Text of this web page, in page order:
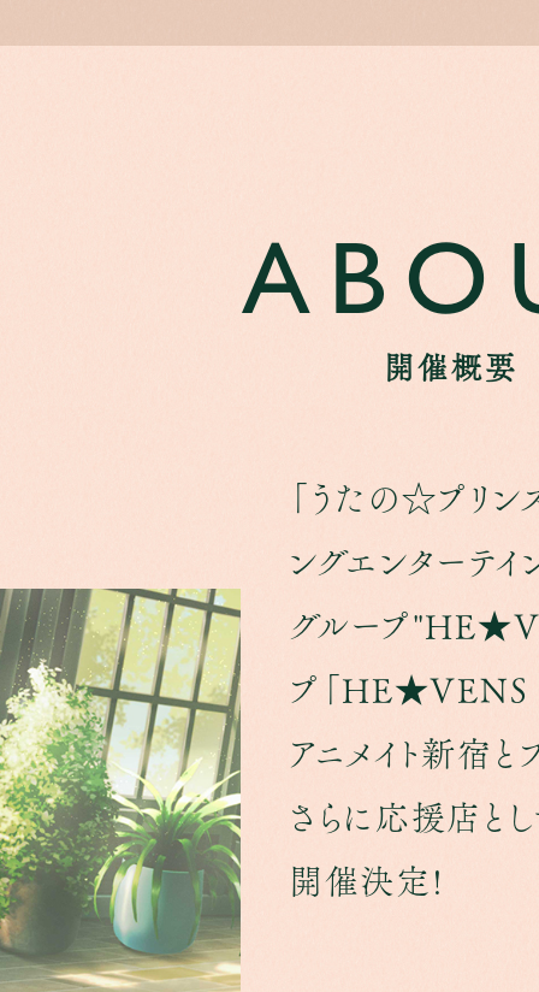
開催概要
「うたの☆プリン
ングエンターテイ
グループ
プ「HE★VENS
アニメイト新宿と
さらに応援店と
開催決定!